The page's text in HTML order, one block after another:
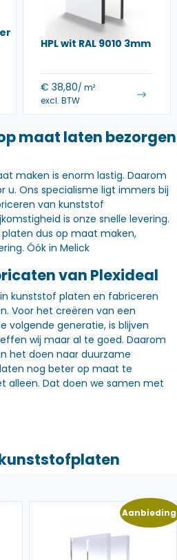
HPL wit RAL 9010 3mm
€ 38,80/ m²
excl. BTW
maat laten bezorgen
maken is enorm lastig. Daarom
u. Ons specialisme ligt immers bij
van kunststof
is onze snelle levering.
platen dus op maat maken,
Óók in Melick
van Plexideal
kunststof platen en fabriceren
Voor het creëren van een
volgende generatie, is blijven
wij maar al te goed. Daarom
het doen naar duurzame
nog beter op maat te
alleen. Dat doen we samen met